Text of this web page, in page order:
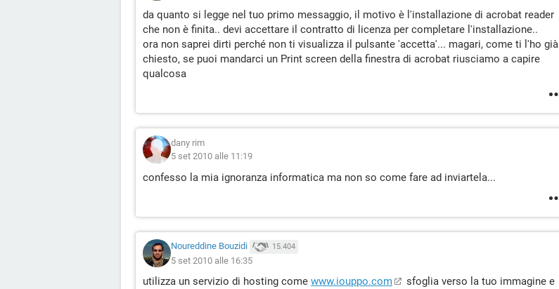
da quanto si legge nel tuo primo messaggio, il motivo è l'installazione di acrobat reader
che non è finita.. devi accettare il contratto di licenza per completare l'installazione..
ora non saprei dirti perché non ti visualizza il pulsante 'accetta'... magari, come ti l'ho già
chiesto, se puoi mandarci un Print screen della finestra di acrobat riusciamo a capire
qualcosa
dany rim
5 set 2010 alle 11:19
confesso la mia ignoranza informatica ma non so come fare ad inviartela...
Noureddine Bouzidi 15.404
5 set 2010 alle 16:35
utilizza un servizio di hosting come www.iouppo.com
sfoglia verso la tuo immagine e